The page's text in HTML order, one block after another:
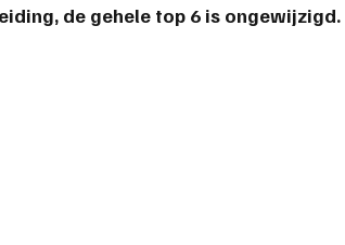
de gehele top 6 is ongewijzigd.